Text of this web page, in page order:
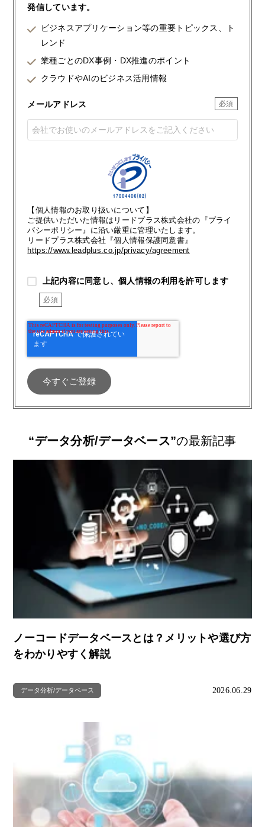
発信しています。
ビジネスアプリケーション等の重要トピックス、ト
レンド
業種ごとのDX事例・DX推進のポイント
クラウドやAIのビジネス活用情報
メールアドレス
【個人情報のお取り扱いについて】
ご提供いただいた情報はリードプラス株式会社の『プライ
バシーポリシー』に沿い厳重に管理いたします。
リードプラス株式会社『個人情報保護同意書』
https://www.leadplus.co.jp/privacy/agreement
上記内容に同意し、個人情報の利用を許可します
“データ分析/データベース”の最新記事
ノーコードデータベースとは？メリットや選び方
をわかりやすく解説
データ分析/データベース 2026.06.29